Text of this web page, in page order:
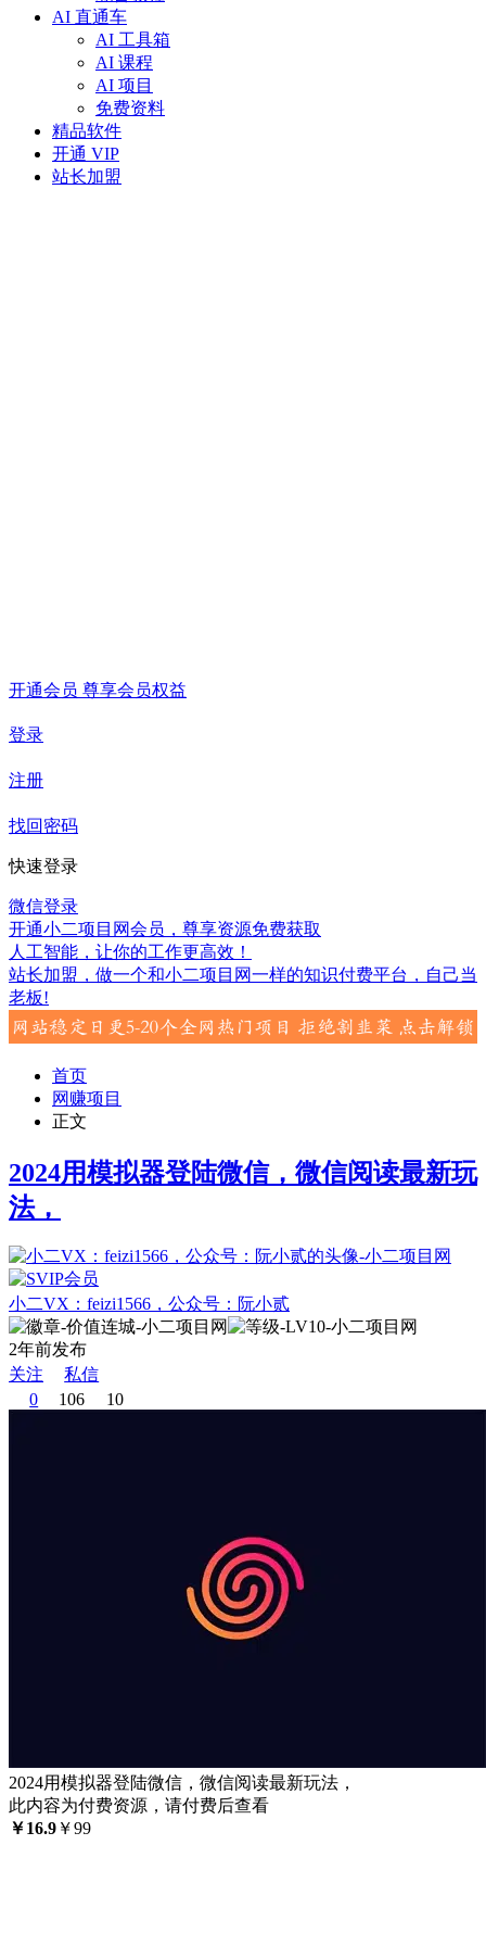
AI 直通车
AI 工具箱
AI 课程
AI 项目
免费资料
精品软件
开通 VIP
站长加盟
开通会员 尊享会员权益
登录
注册
找回密码
快速登录
微信登录
开通小二项目网会员，尊享资源免费获取
人工智能，让你的工作更高效！
站长加盟，做一个和小二项目网一样的知识付费平台，自己当
老板!
首页
网赚项目
正文
2024用模拟器登陆微信，微信阅读最新玩
法，
小二VX：feizi1566，公众号：阮小贰
2年前发布
关注
私信
0
106 10
2024用模拟器登陆微信，微信阅读最新玩法，
此内容为付费资源，请付费后查看
￥16.9 ￥99